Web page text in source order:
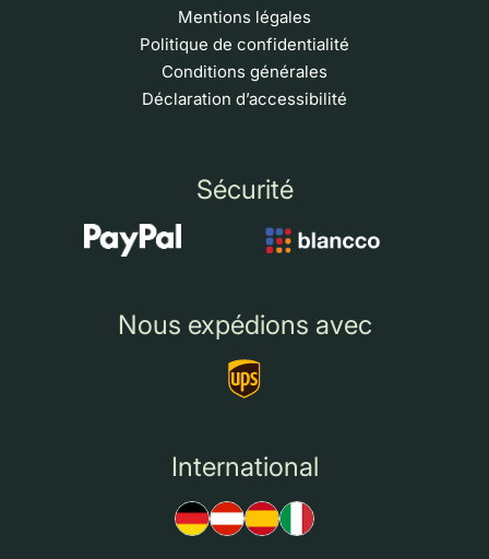
Mentions légales
Politique de confidentialité
Conditions générales
Déclaration d’accessibilité
Sécurité
Nous expédions avec
International